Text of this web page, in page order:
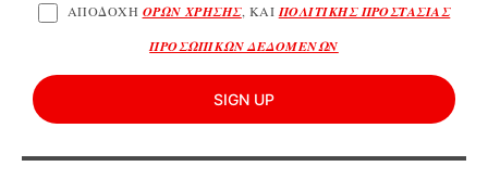
ΑΠΟΔΟΧΗ ΟΡΩΝ ΧΡΗΣΗΣ, ΚΑΙ ΠΟΛΙΤΙΚΗΣ ΠΡΟΣΤΑΣΙΑΣ
ΠΡΟΣΩΠΙΚΩΝ ΔΕΔΟΜΕΝΩΝ
SIGN UP